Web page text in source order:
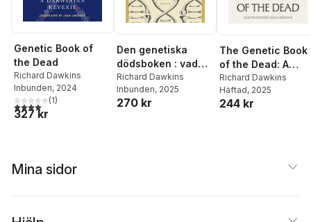
Genetic Book of
the Dead
Richard Dawkins
Inbunden, 2024
4,0utav 5 stjärnor. Totalt antal röster:
(1)
327 kr
Den genetiska
dödsboken : vad
vår tids levande
varelser kan
berätta om svunna
Richard Dawkins
Inbunden, 2025
270 kr
The Genetic Book
of the Dead: A
Darwinian Reverie
Richard Dawkins
Häftad, 2025
244 kr
Mina sidor